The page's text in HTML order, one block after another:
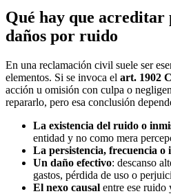
Qué hay que
daños por ruido
En una reclamación civil suele ser
elementos. Si se invoca el art. 1902
acción u omisión con culpa o
repararlo, pero esa conclusión
La existencia del ruido o
entidad y no como mera
La persistencia, frecuencia o
Un daño efectivo: descanso
gastos, pérdida de uso o
El nexo causal entre ese ruido